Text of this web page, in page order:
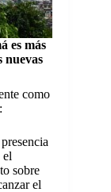
es más
nuevas
como
el
sobre
el